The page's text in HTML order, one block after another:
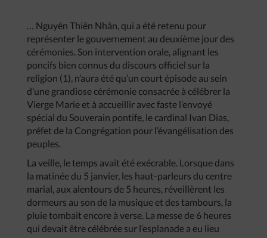
… Nguyên Thiên Nhân, qui a été retenu pour
représenter le gouvernement au deuxième jour des
cérémonies. Son intervention orale, alignant les
poncifs bien connus du discours officiel sur la
religion (1), n’aura été qu’un court épisode au sein
d’une grandiose cérémonie consacrée à célébrer la
Vierge Marie et à accueillir avec faste l’envoyé
spécial du Souverain pontife, le cardinal Ivan Dias,
préfet de la Congrégation pour l’évangélisation des
peuples.
La veille, le temps avait été exécrable. Lorsque dans
la matinée du 5 janvier, les haut-parleurs du centre
marial, aux alentours de 5 heures, réveillèrent les
dormeurs au son de la musique et des tambours, la
pluie tombait encore à verse. La messe de 6 heures
qui devait être célébrée sur l’esplanade a eu lieu